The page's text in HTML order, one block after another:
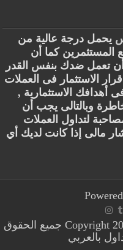
يحمل درجة عالية من
المستثمرين كما أن
أن تعمل ضدك بنفس القدر
الاستثمار فى العملات
فى أهدافك الاستثمارية ,
وبالتالى يجب أن
لتداول العملات
مالى إذا كانت لديك أي
© Copyright 2015 - 2026 All Rights Reserved جميع الحقوق
بالعربي